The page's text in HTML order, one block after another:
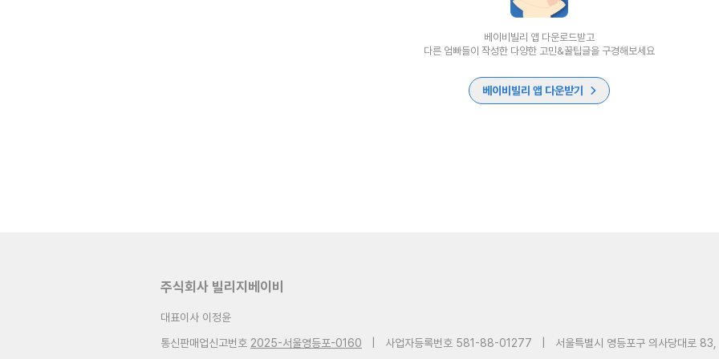
베이비빌리 앱 다운로드받고
다른 엄빠들이 작성한 다양한 고민&꿀팁글을 구경해보세요
베이비빌리 앱 다운받기
주식회사 빌리지베이비
대표이사 이정윤
통신판매업신고번호 2025-서울영등포-0160 사업자등록번호 581-88-01277 서울특별시 영등포구 의사당대로